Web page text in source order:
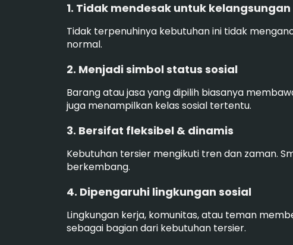
1. Tidak mendesak untuk
Tidak terpenuhinya kebutuhan ini tidak
normal.
2. Menjadi simbol status sosial
Barang atau jasa yang dipilih biasanya
juga menampilkan kelas sosial tertentu.
3. Bersifat fleksibel & dinamis
Kebutuhan tersier mengikuti tren dan zaman.
berkembang.
4. Dipengaruhi lingkungan sosial
Lingkungan kerja, komunitas, atau teman
sebagai bagian dari kebutuhan tersier.